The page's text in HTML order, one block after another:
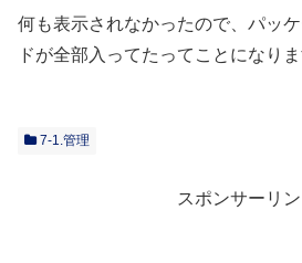
何も表示されなかったので、パッ
ドが全部入ってたってことになりま
7-1.管理
スポンサーリン